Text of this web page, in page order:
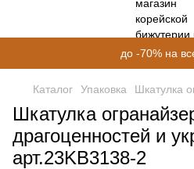
до -70% на
Каталог Упаковка Шкатулка
Шкатулка
драгоценностей и
арт.23KB3138-2